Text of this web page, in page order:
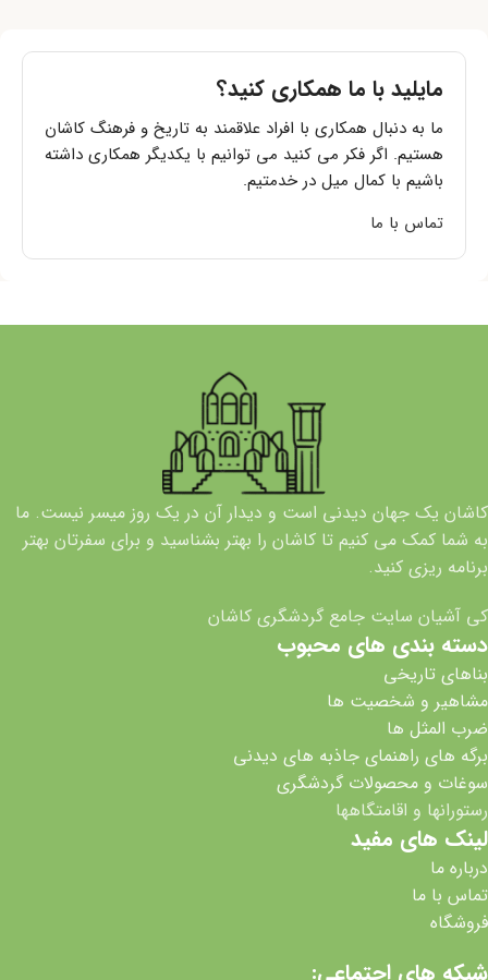
مایلید با ما همکاری کنید؟
ما به دنبال همکاری با افراد علاقمند به تاریخ و فرهنگ کاشان
هستیم. اگر فکر می کنید می توانیم با یکدیگر همکاری داشته
باشیم با کمال میل در خدمتیم.
تماس با ما
کاشان یک جهان دیدنی است و دیدار آن در یک روز میسر نیست. ما
به شما کمک می کنیم تا کاشان را بهتر بشناسید و برای سفرتان بهتر
برنامه ریزی کنید.
کی آشیان سایت جامع گردشگری کاشان
دسته بندی های محبوب
بناهای تاریخی
مشاهیر و شخصیت ها
ضرب المثل ها
برگه های راهنمای جاذبه های دیدنی
سوغات و محصولات گردشگری
رستورانها و اقامتگاهها
لینک های مفید
درباره ما
تماس با ما
فروشگاه
شبکه های اجتماعی: